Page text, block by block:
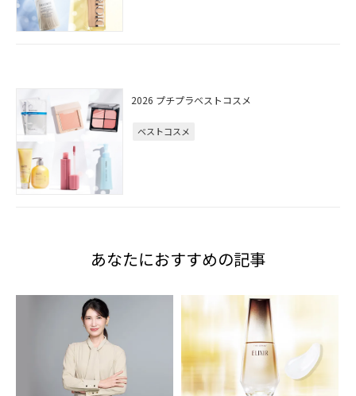
2026 プチプラベストコスメ
ベストコスメ
あなたにおすすめの記事